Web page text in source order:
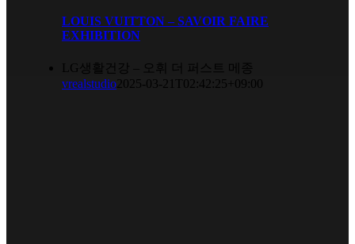
LOUIS VUITTON – SAVOIR FAIRE
EXHIBITION
LG생활건강 – 오휘 더 퍼스트 메종
vrealstudio 2025-03-21T02:42:25+09:00